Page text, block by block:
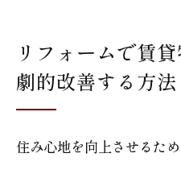
リフォームで得
成功事例に基づ
ーチ
リフォームで賃
劇的改善する方法
住み心地を向上させるた